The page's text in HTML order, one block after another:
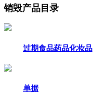
销毁产品目录
过期食品药品化妆品
单据